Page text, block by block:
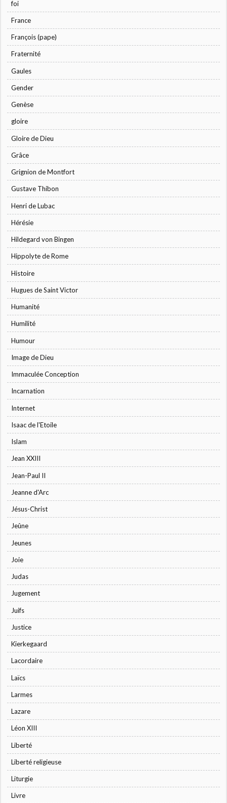
foi
France
François (pape)
Fraternité
Gaules
Gender
Genèse
gloire
Gloire de Dieu
Grâce
Grignion de Montfort
Gustave Thibon
Henri de Lubac
Hérésie
Hildegard von Bingen
Hippolyte de Rome
Histoire
Hugues de Saint Victor
Humanité
Humilité
Humour
Image de Dieu
Immaculée Conception
Incarnation
Internet
Isaac de l'Etoile
Islam
Jean XXIII
Jean-Paul II
Jeanne d'Arc
Jésus-Christ
Jeûne
Jeunes
Joie
Judas
Jugement
Juifs
Justice
Kierkegaard
Lacordaire
Laïcs
Larmes
Lazare
Léon XIII
Liberté
Liberté religieuse
Liturgie
Livre